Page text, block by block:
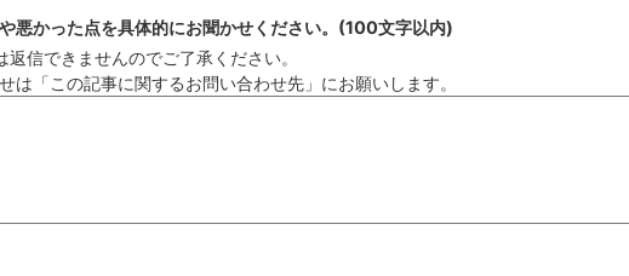
悪かった点を具体的にお聞かせください。(100文字以内)
返信できませんのでご了承ください。
は「この記事に関するお問い合わせ先」にお願いします。